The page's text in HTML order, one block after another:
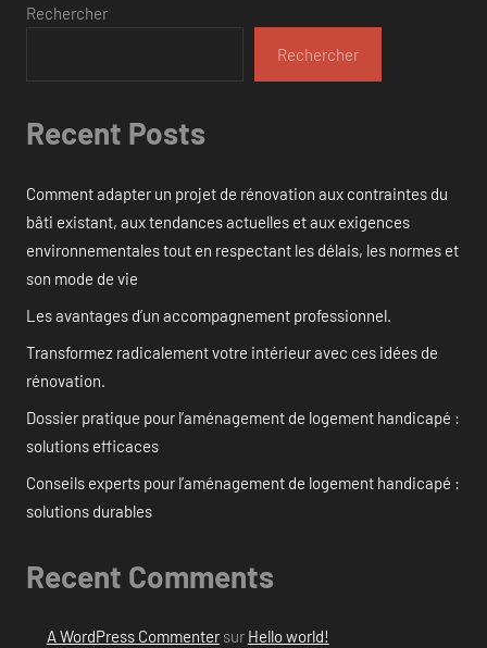
Rechercher
Rechercher
Recent Posts
Comment adapter un projet de rénovation aux contraintes du
bâti existant, aux tendances actuelles et aux exigences
environnementales tout en respectant les délais, les normes et
son mode de vie
Les avantages d’un accompagnement professionnel.
Transformez radicalement votre intérieur avec ces idées de
rénovation.
Dossier pratique pour l’aménagement de logement handicapé :
solutions efficaces
Conseils experts pour l’aménagement de logement handicapé :
solutions durables
Recent Comments
A WordPress Commentersur Hello world!